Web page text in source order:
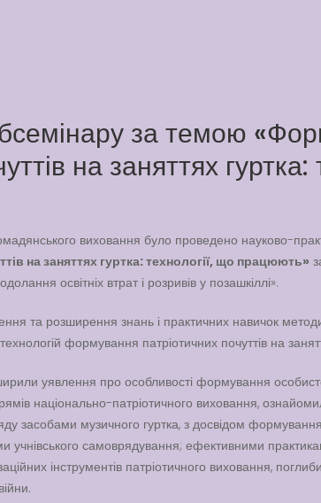
за темою
на заняттях гуртка:
виховання було проведено науково-
на заняттях гуртка: технології, що працюють»
освітніх втрат і розривів у позашкіллі».
та розширення знань і практичних навичок
формування патріотичних почуттів на
уявлення про особливості формування
національно-патріотичного виховання,
засобами музичного гуртка, з досвідом
учнівського самоврядування; ефективними
інструментів патріотичного виховання,